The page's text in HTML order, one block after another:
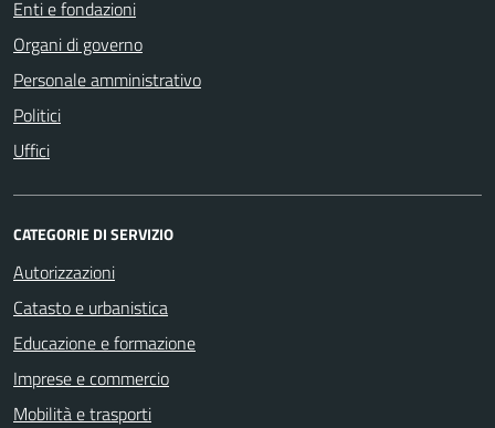
Enti e fondazioni
Organi di governo
Personale amministrativo
Politici
Uffici
CATEGORIE DI SERVIZIO
Autorizzazioni
Catasto e urbanistica
Educazione e formazione
Imprese e commercio
Mobilità e trasporti